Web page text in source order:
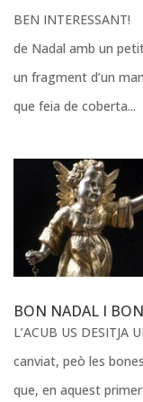
BEN
de Nadal amb un
un fragment d’un
que feia de coberta...
BON NADAL I
L’ACUB US
canviat, peò les
que, en aquest